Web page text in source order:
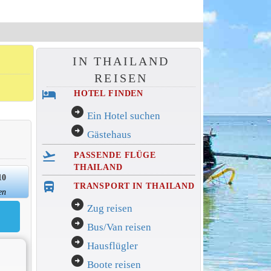
IN THAILAND
REISEN
hotel HOTEL FINDEN
arrow_circle_right Ein Hotel suchen
arrow_circle_right Gästehaus
flight_takeoff
PASSENDE FLÜGE
THAILAND
directions_bus_filled TRANSPORT IN THAILAND
arrow_circle_right Zug reisen
arrow_circle_right Bus/Van reisen
arrow_circle_right Hausflügler
arrow_circle_right Boote reisen